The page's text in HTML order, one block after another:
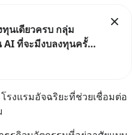
นเดียวครบ กลุ่ม
AI ที่จะมีงบลงทุนครั้ง
ที่เรียกว่า AI
วามจริงคือทั่วโลกยัง
รงแรมอัจฉริยะที่ช่วยเชื่อมต่อ